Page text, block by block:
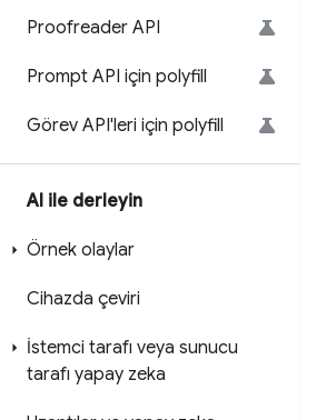
Proofreader API
Prompt API için polyfill
Görev API'leri için polyfill
AI ile derleyin
Örnek olaylar
Cihazda çeviri
İstemci tarafı veya sunucu
tarafı yapay zeka